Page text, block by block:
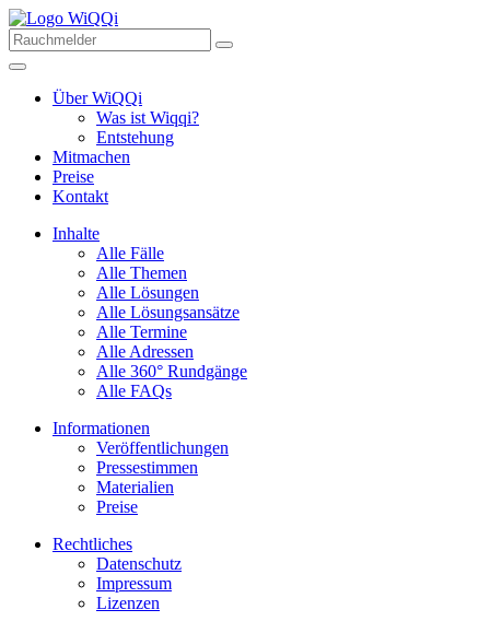
Über WiQQi
Was ist Wiqqi?
Entstehung
Mitmachen
Preise
Kontakt
Inhalte
Alle Fälle
Alle Themen
Alle Lösungen
Alle Lösungsansätze
Alle Termine
Alle Adressen
Alle 360° Rundgänge
Alle FAQs
Informationen
Veröffentlichungen
Pressestimmen
Materialien
Preise
Rechtliches
Datenschutz
Impressum
Lizenzen